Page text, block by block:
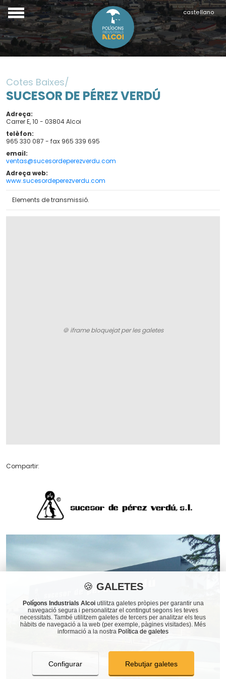
castellano
Cotes Baixes
SUCESOR DE PÉREZ VERDÚ
Adreça
Carrer E, 10 - 03804 Alcoi
telèfon
965 330 087 - fax 965 339 695
email
ventas@sucesordeperezverdu.com
Adreça web
www.sucesordeperezverdu.com
Elements de transmissió.
Compartir:
🍪 GALETES
Polígons Industrials Alcoiutilitza galetes pròpies per garantir una
navegació segura i personalitzar el contingut segons les teves
necessitats. També utilitzem galetes de tercers per analitzar els teus
hàbits de navegació a la web (per exemple, pàgines visitades). Més
informació a la nostra Política de galetes
Configurar Rebutjar galetes